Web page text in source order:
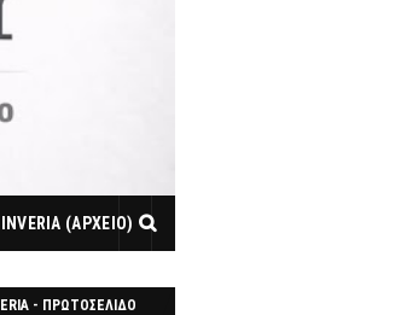
(ΑΡΧΕΙΟ)
- ΠΡΩΤΟΣΕΛΙΔΟ